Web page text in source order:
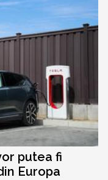
putea fi
Europa